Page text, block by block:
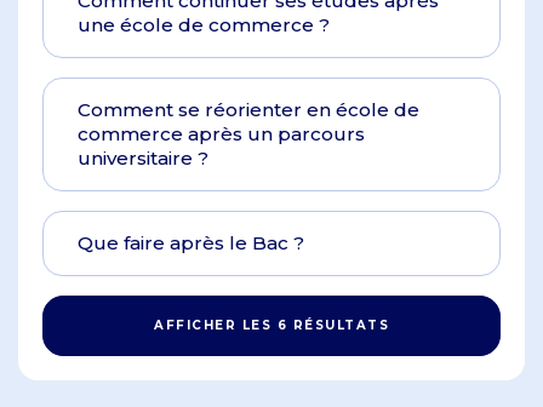
une école de commerce ?
Comment se réorienter en école de
commerce après un parcours
universitaire ?
Que faire après le Bac ?
AFFICHER LES 6 RÉSULTATS